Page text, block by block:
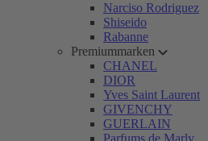
Narciso Rodriguez
Shiseido
Rabanne
Premiummarken
CHANEL
DIOR
Yves Saint Laurent
GIVENCHY
GUERLAIN
Parfums de Marly